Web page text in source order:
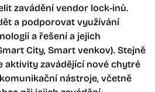
zavádění vendor lock-inů.
a podporovat využívání
a řešení a jejich
City, Smart venkov). Stejně
aktivity zavádějící nové chytré
nástroje, včetně